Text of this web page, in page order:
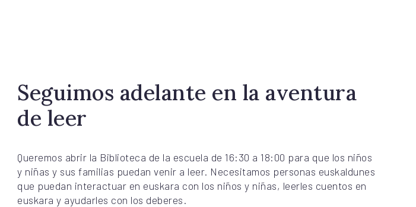
Seguimos adelante en la aventura
de leer
Queremos abrir la Biblioteca de la escuela de 16:30 a 18:00 para que los niños
y niñas y sus familias puedan venir a leer. Necesitamos personas euskaldunes
que puedan interactuar en euskara con los niños y niñas, leerles cuentos en
euskara y ayudarles con los deberes.